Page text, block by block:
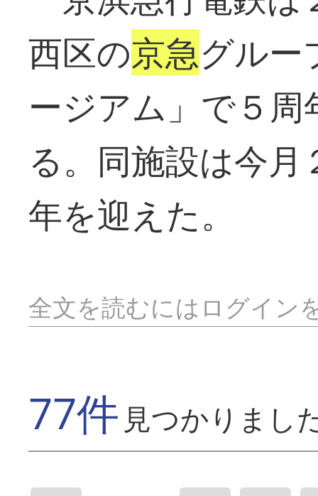
西区の京急グルー
ージアム」で５
る。同施設は今
年を迎えた。
全文を読むにはログイン
77件 見つかりまし